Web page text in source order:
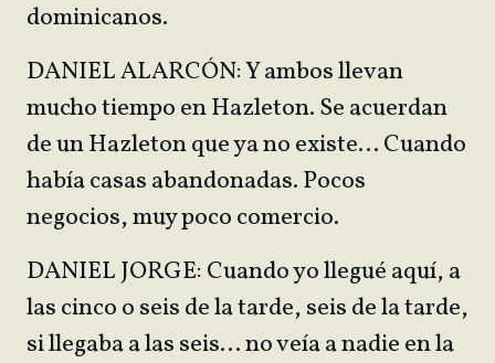
dominicanos.
DANIEL ALARCÓN: Y ambos llevan
mucho tiempo en Hazleton. Se acuerdan
de un Hazleton que ya no existe… Cuando
había casas abandonadas. Pocos
negocios, muy poco comercio.
DANIEL JORGE: Cuando yo llegué aquí, a
las cinco o seis de la tarde, seis de la tarde,
si llegaba a las seis… no veía a nadie en la